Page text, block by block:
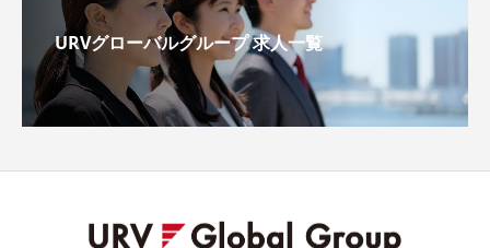
URVグローバルグループ 求人一覧